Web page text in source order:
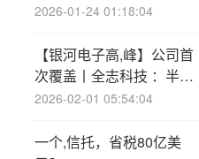
2026-01-24 01:18:04
【银河电子高,峰】公司首
次覆盖丨全志科技 ：半年
报业绩向好，下游需求逐
2026-02-01 05:54:04
一个,信托，省税80亿美